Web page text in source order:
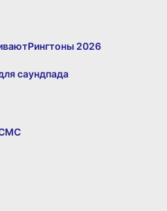
Рингтоны 2026
саундпада